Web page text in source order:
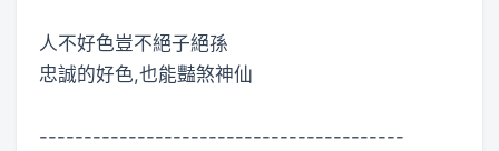
人不好色豈不絕子絕孫
忠誠的好色,也能豔煞神仙
-----------------------------------------